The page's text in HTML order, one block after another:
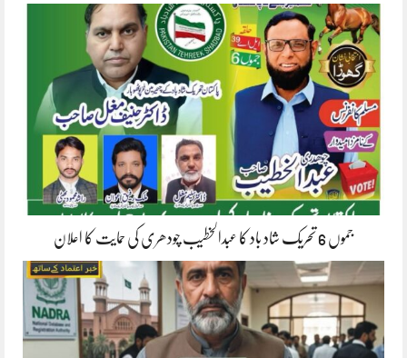
جموں 6 تحریک شاد باد کا عبدالخطیب چودھری کی حمایت کا اعلان